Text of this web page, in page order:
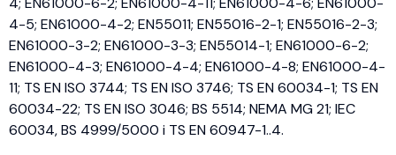
4-5; EN61000-4-2; EN55011; EN55016-2-1; EN55016-2-3;
EN61000-3-2; EN61000-3-3; EN55014-1; EN61000-6-2;
EN61000-4-3; EN61000-4-4; EN61000-4-8; EN61000-4-
11; TS EN ISO 3744; TS EN ISO 3746; TS EN 60034-1; TS EN
60034-22; TS EN ISO 3046; BS 5514; NEMA MG 21; IEC
60034, BS 4999/5000 i TS EN 60947-1..4.